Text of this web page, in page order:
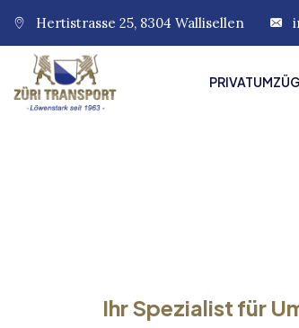
Hertistrasse 25, 8304 Wallisellen
Ihr Spezialist für